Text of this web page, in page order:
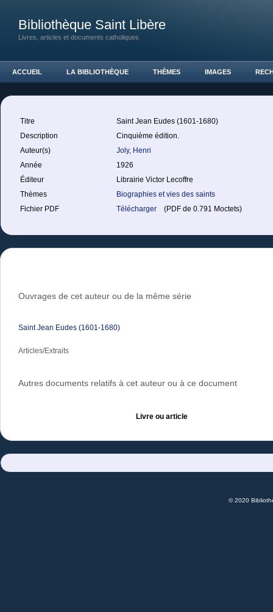
Bibliothèque Saint Libère
Livres, articles et documents catholiques
ACCUEIL LA BIBLIOTHÈQUE THÈMES IMAGES
Titre
Saint Jean Eudes (1601-1680)
Description
Cinquième édition.
Auteur(s)
Joly, Henri
Année
1926
Éditeur
Librairie Victor Lecoffre
Thèmes
Biographies et vies des saints
Fichier PDF
Télécharger (PDF de 0.791 Moctets)
Ouvrages de cet auteur ou de la même série
Saint Jean Eudes (1601-1680)
Articles/Extraits
Autres documents relatifs à cet auteur ou à ce document
Livre ou article
© 2020